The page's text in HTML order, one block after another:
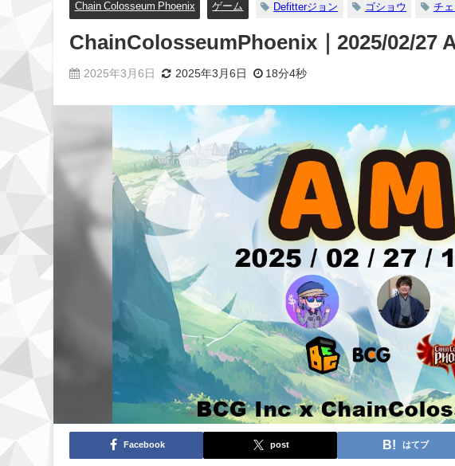
Chain Colosseum Phoenix ゲーム Defitterジョン ゴショウ チ
ChainColosseumPhoenix｜2025/02/27
2025年3月6日 2025年3月6日 18分4秒
Facebook post はてブ